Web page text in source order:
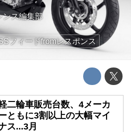
ンス編集部
フィードfromレスポンス
二輪車販売台数、4メーカ
ともに3割以上の大幅マイ
ス...3月